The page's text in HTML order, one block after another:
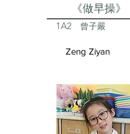
《做早操》
1A2 曾子嚴
Zeng Ziyan